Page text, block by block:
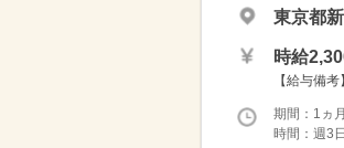
東京都
時給
【給与備
期間：1
時間：週3